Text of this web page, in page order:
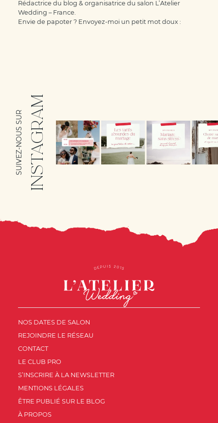
Rédactrice du blog & organisatrice du salon L’Atelier
Wedding – France.
Envie de papoter ? Envoyez-moi un petit mot doux :
INSTAGRAM
SUIVEZ-NOUS SUR
NOS DATES DE SALON
REJOINDRE LE RÉSEAU
CONTACT
LE CLUB PRO
S’INSCRIRE À LA NEWSLETTER
MENTIONS LÉGALES
ÊTRE PUBLIÉ SUR LE BLOG
À PROPOS